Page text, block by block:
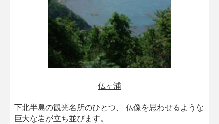
仏ヶ浦
下北半島の観光名所のひとつ、 仏像を思わせるような
巨大な岩が立ち並びます。